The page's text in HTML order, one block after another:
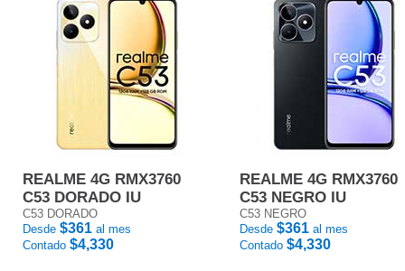
REALME 4G RMX3760
C53 DORADO IU
C53 DORADO
Desde $361 al mes
Contado $4,330
REALME 4G RMX3760
C53 NEGRO IU
C53 NEGRO
Desde $361 al mes
Contado $4,330